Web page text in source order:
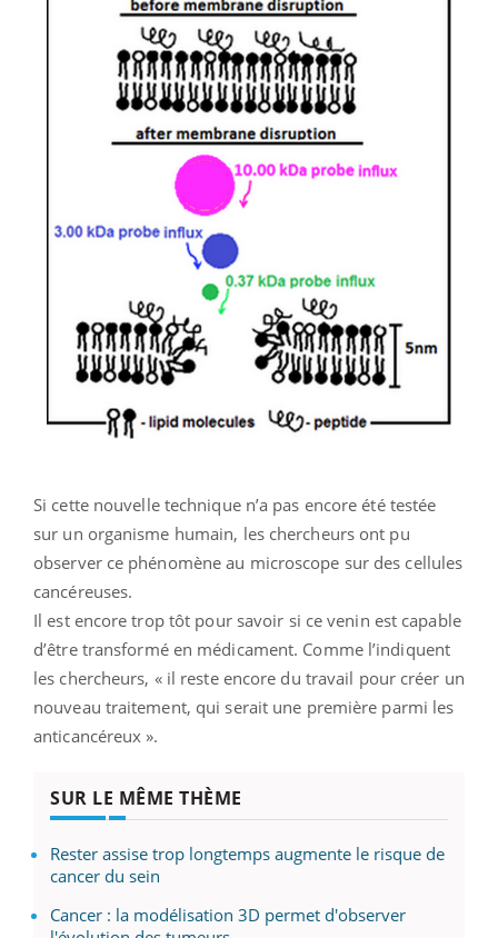
Si cette nouvelle technique n’a pas encore été testée
sur un organisme humain, les chercheurs ont pu
observer ce phénomène au microscope sur des cellules
cancéreuses.
Il est encore trop tôt pour savoir si ce venin est capable
d’être transformé en médicament. Comme l’indiquent
les chercheurs, « il reste encore du travail pour créer un
nouveau traitement, qui serait une première parmi les
anticancéreux ».
SUR LE MÊME THÈME
Rester assise trop longtemps augmente le risque de
cancer du sein
Cancer : la modélisation 3D permet d'observer